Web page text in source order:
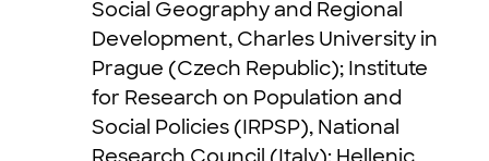
Social Geography and Regional
Development, Charles University in
Prague (Czech Republic); Institute
for Research on Population and
Social Policies (IRPSP), National